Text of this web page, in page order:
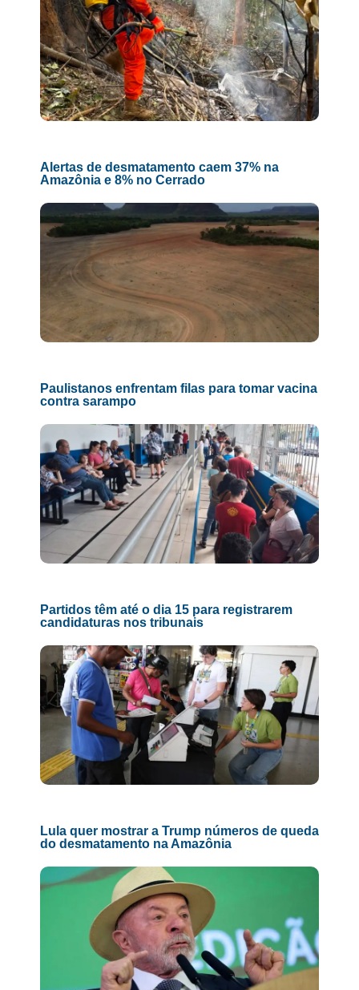
Alertas de desmatamento caem 37% na
Amazônia e 8% no Cerrado
Paulistanos enfrentam filas para tomar vacina
contra sarampo
Partidos têm até o dia 15 para registrarem
candidaturas nos tribunais
Lula quer mostrar a Trump números de queda
do desmatamento na Amazônia